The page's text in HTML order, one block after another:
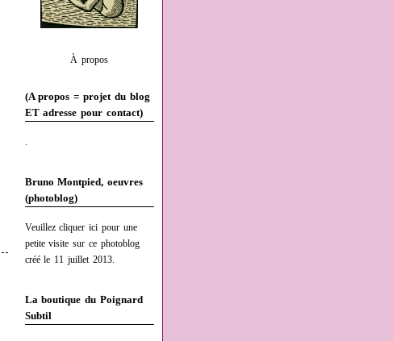
À propos
(A propos = projet du blog
ET adresse pour contact)
.
Bruno Montpied, oeuvres
(photoblog)
Veuillez cliquer ici pour une
petite visite sur ce photoblog
créé le 11 juillet 2013.
La boutique du Poignard
Subtil